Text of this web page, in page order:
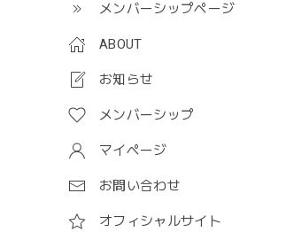
メンバーシップページ
ABOUT
お知らせ
メンバーシップ
マイページ
お問い合わせ
オフィシャルサイト